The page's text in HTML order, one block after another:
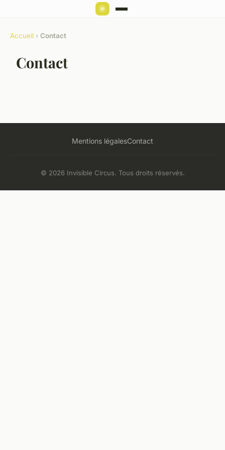
Accueil › Contact
Contact
Mentions légalesContact
© 2026 Invisible Circus. Tous droits réservés.